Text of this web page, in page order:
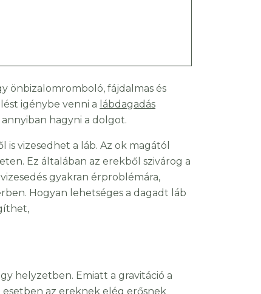
önbizalomromboló, fájdalmas és
igénybe venni a lábdagadás
hagyni a dolgot.
vizesedhet a láb. Az ok magától
Ez általában az erekből szivárog a
gyakran érproblémára,
Hogyan lehetséges a dagadt láb
helyzetben. Emiatt a gravitáció a
az ereknek elég erősnek